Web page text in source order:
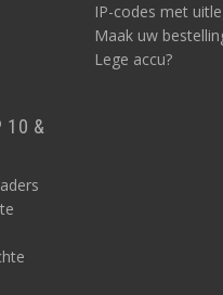
IP-codes met
Maak uw
Lege accu?
10 &